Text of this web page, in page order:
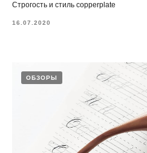
Строгость и стиль copperplate
16.07.2020
ОБЗОРЫ